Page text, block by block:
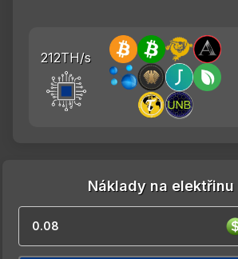
212TH/s
Náklady na elektřinu